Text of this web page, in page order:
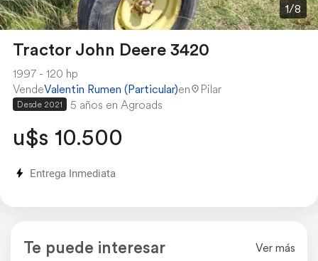
1/8
Tractor John Deere 3420
1997
120 hp
VendeValentin Rumen (Particular)en Pilar
Desde 2021 5 años en Agroads
u$s 10.500
Entrega Inmediata
Te puede interesar Ver más